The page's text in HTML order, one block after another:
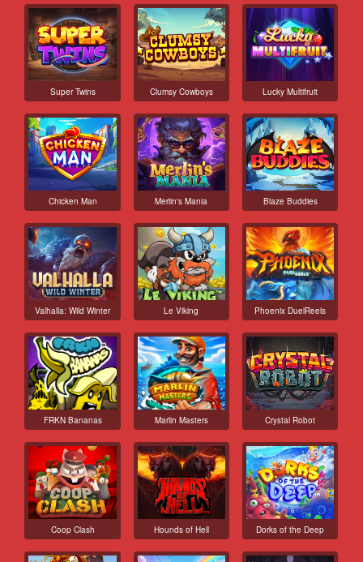
Super Twins Clumsy Cowboys Lucky Multifruit
Chicken Man Merlin's Mania Blaze Buddies
Valhalla: Wild Winter Le Viking Phoenix DuelReels
FRKN Bananas Marlin Masters Crystal Robot
Coop Clash Hounds of Hell Dorks of the Deep